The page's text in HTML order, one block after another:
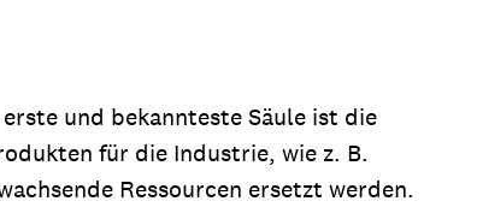
und bekannteste Säule ist die
für die Industrie, wie z. B.
Ressourcen ersetzt werden.